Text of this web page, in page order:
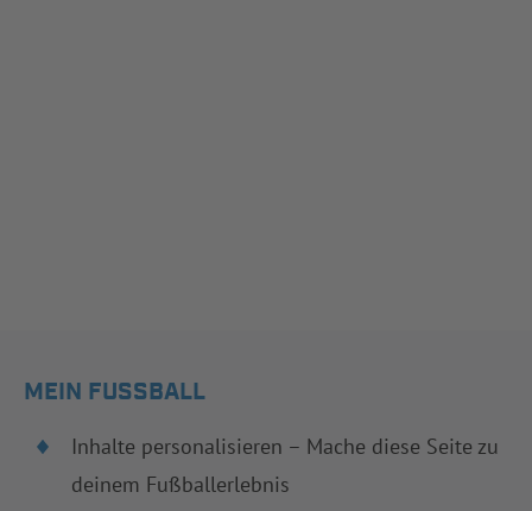
MEIN FUSSBALL
Inhalte personalisieren – Mache diese Seite zu
deinem Fußballerlebnis